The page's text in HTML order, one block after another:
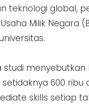
teknologi global,
Milik Negara
studi menyebutkan
600 ribu
skills setiap